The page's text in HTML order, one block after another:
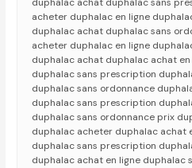
acheter duphalac en ligne
duphalac achat duphalac sans
acheter duphalac en ligne
duphalac achat duphalac achat en
duphalac sans prescription
duphalac sans ordonnance
duphalac sans prescription
duphalac sans ordonnance prix
duphalac acheter duphalac achat
duphalac sans prescription
duphalac achat en ligne duphalac